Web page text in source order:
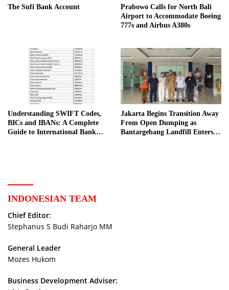
The Sufi Bank Account
Prabowo Calls for North Bali
Airport to Accommodate Boeing
777s and Airbus A380s
Understanding SWIFT Codes,
BICs and IBANs: A Complete
Guide to International Bank
Jakarta Begins Transition Away
From Open Dumping as
Bantargebang Landfill Enters
INDONESIAN TEAM
Chief Editor:
Stephanus S Budi Raharjo MM
General Leader
Mozes Hukom
Business Development Adviser: